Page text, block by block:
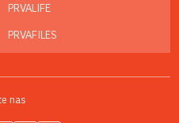
PRVALIFE
PRVAFILES
nas